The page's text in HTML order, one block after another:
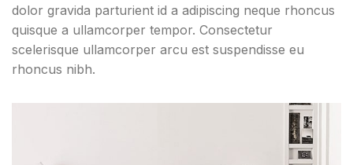
dolor gravida parturient id a adipiscing neque rhoncus
quisque a ullamcorper tempor. Consectetur
scelerisque ullamcorper arcu est suspendisse eu
rhoncus nibh.